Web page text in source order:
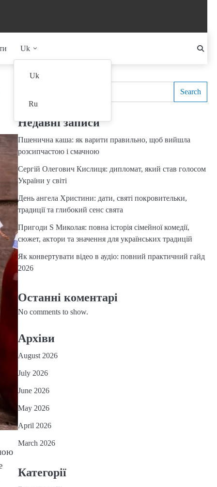
Uk
Uk
Ru
Search
Недавні записи
Пшенична каша: як варити правильно, щоб вийшла
розсипчастою і смачною
Сергій Олегович Кислиця: дипломат, який став голосом
України у світі
День ангела Христини: дати, святі покровительки,
традиції та глибокий сенс свята
Пригоди S Миколая: повна історія сімейної комедії,
сюжет, актори та значення для українських традицій
Як конвертувати відео в аудіо: повний практичний гайд
2026
Останні коментарі
No comments to show.
Архіви
August 2026
July 2026
June 2026
May 2026
April 2026
March 2026
Категорії